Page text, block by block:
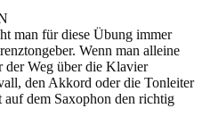
man für diese Übung immer
Wenn man alleine
Weg über die Klavier
den Akkord oder die Tonleiter
dem Saxophon den richtig